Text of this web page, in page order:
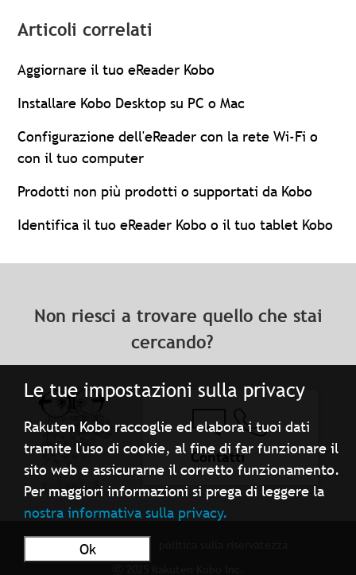
Le tue impostazioni sulla privacy
Rakuten Kobo raccoglie ed elabora i tuoi dati
tramite l'uso di cookie, al fine di far funzionare il
sito web e assicurarne il corretto funzionamento.
Per maggiori informazioni si prega di leggere la
nostra informativa sulla privacy.
Ok
Articoli correlati
Aggiornare il tuo eReader Kobo
Installare Kobo Desktop su PC o Mac
Configurazione dell'eReader con la rete Wi-Fi o
con il tuo computer
Prodotti non più prodotti o supportati da Kobo
Identifica il tuo eReader Kobo o il tuo tablet Kobo
Non riesci a trovare quello che stai
cercando?
Contatti
Condizioni d'uso